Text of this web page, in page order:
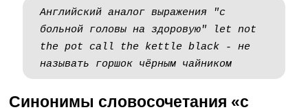
Английский аналог выражения "с
больной головы на здоровую" let not
the pot call the kettle black - не
называть горшок чёрным чайником
Синонимы словосочетания «с